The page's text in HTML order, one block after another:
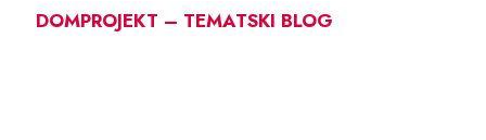
DOMPROJEKT – TEMATSKI BLOG